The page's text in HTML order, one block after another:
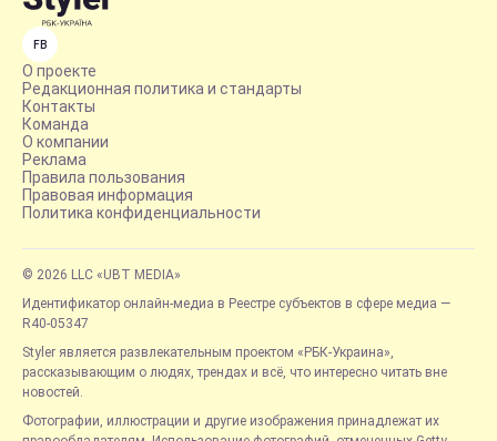
FB
О проекте
Редакционная политика и стандарты
Контакты
Команда
О компании
Реклама
Правила пользования
Правовая информация
Политика конфиденциальности
© 2026 LLC «UBT MEDIA»
Идентификатор онлайн-медиа в Реестре субъектов в сфере медиа —
R40-05347
Styler является развлекательным проектом «РБК-Украина»,
рассказывающим о людях, трендах и всё, что интересно читать вне
новостей.
Фотографии, иллюстрации и другие изображения принадлежат их